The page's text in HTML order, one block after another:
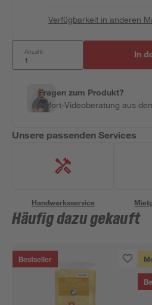
Verfügbarkeit in anderen
Anzahl: In
Fragen zum Produkt?
Sofort-Videoberatung aus
Unsere passenden Services
Handwerksservice
Häufig dazu gekauft
Bestseller